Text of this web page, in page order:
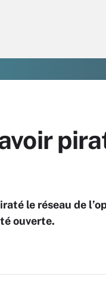
le réseau de
ouverte.